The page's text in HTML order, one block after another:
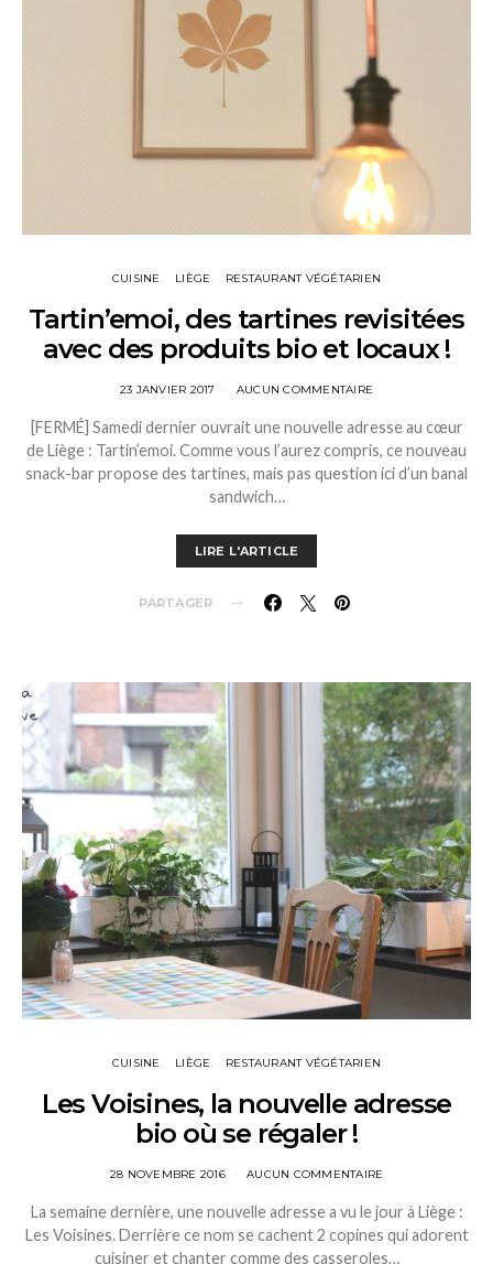
CUISINE LIÈGE RESTAURANT VÉGÉTARIEN
Tartin’emoi, des tartines revisitées
avec des produits bio et locaux !
23 JANVIER 2017 AUCUN COMMENTAIRE
[FERMÉ] Samedi dernier ouvrait une nouvelle adresse au cœur
de Liège : Tartin’emoi. Comme vous l’aurez compris, ce nouveau
snack-bar propose des tartines, mais pas question ici d’un banal
sandwich…
LIRE L'ARTICLE
PARTAGER
CUISINE LIÈGE RESTAURANT VÉGÉTARIEN
Les Voisines, la nouvelle adresse
bio où se régaler !
28 NOVEMBRE 2016 AUCUN COMMENTAIRE
La semaine dernière, une nouvelle adresse a vu le jour à Liège :
Les Voisines. Derrière ce nom se cachent 2 copines qui adorent
cuisiner et chanter comme des casseroles…